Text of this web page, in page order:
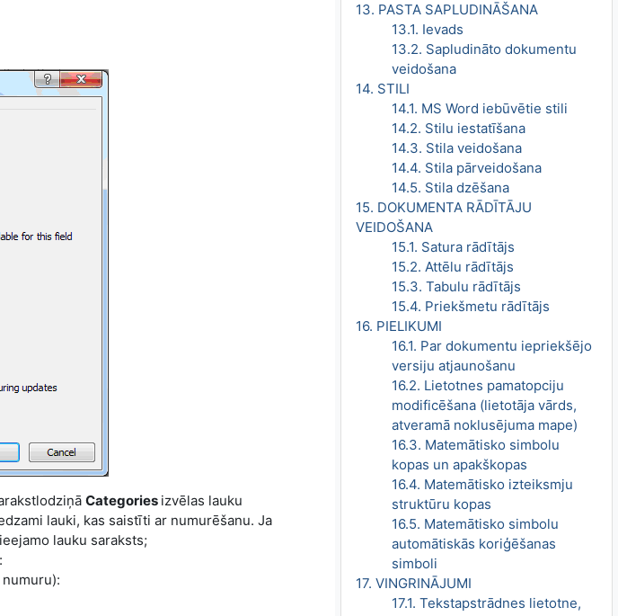
13. PASTA SAPLUDINĀŠANA
13.1. Ievads
13.2. Sapludināto dokumentu
veidošana
14. STILI
14.1. MS Word iebūvētie stili
14.2. Stilu iestatīšana
14.3. Stila veidošana
14.4. Stila pārveidošana
14.5. Stila dzēšana
15. DOKUMENTA RĀDĪTĀJU
VEIDOŠANA
15.1. Satura rādītājs
15.2. Attēlu rādītājs
15.3. Tabulu rādītājs
15.4. Priekšmetu rādītājs
16. PIELIKUMI
16.1. Par dokumentu iepriekšējo
versiju atjaunošanu
16.2. Lietotnes pamatopciju
modificēšana (lietotāja vārds,
atveramā noklusējuma mape)
16.3. Matemātisko simbolu
kopas un apakškopas
16.4. Matemātisko izteiksmju
struktūru kopas
16.5. Matemātisko simbolu
automātiskās koriģēšanas
simboli
17. VINGRINĀJUMI
17.1. Tekstapstrādnes lietotne,
Categories izvēlas lauku
lauki, kas saistīti ar numurēšanu. Ja
lauku saraksts;
: